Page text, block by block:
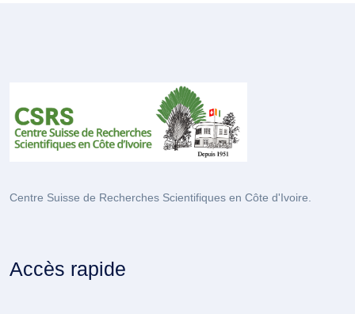
Centre Suisse de Recherches Scientifiques en Côte d'Ivoire.
Accès rapide